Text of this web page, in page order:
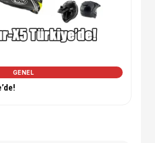
GENEL